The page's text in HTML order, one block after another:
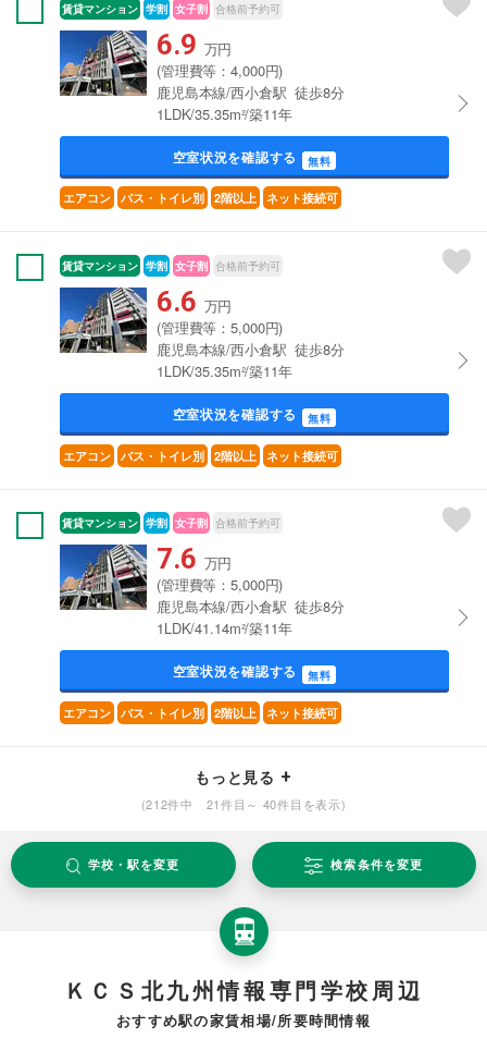
賃貸マンション 学割 女子割 合格前予約可
6.9 万円
(管理費等：4,000円)
鹿児島本線/西小倉駅 徒歩8分
1LDK/35.35m²/築11年
空室状況を確認する 無料
エアコン バス・トイレ別 2階以上 ネット接続可
賃貸マンション 学割 女子割 合格前予約可
6.6 万円
(管理費等：5,000円)
鹿児島本線/西小倉駅 徒歩8分
1LDK/35.35m²/築11年
空室状況を確認する 無料
エアコン バス・トイレ別 2階以上 ネット接続可
賃貸マンション 学割 女子割 合格前予約可
7.6 万円
(管理費等：5,000円)
鹿児島本線/西小倉駅 徒歩8分
1LDK/41.14m²/築11年
空室状況を確認する 無料
エアコン バス・トイレ別 2階以上 ネット接続可
もっと見る
(212件中 21件目～ 40件目を表示)
学校・駅を変更 検索条件を変更
ＫＣＳ北九州情報専門学校周辺
おすすめ駅の家賃相場/所要時間情報